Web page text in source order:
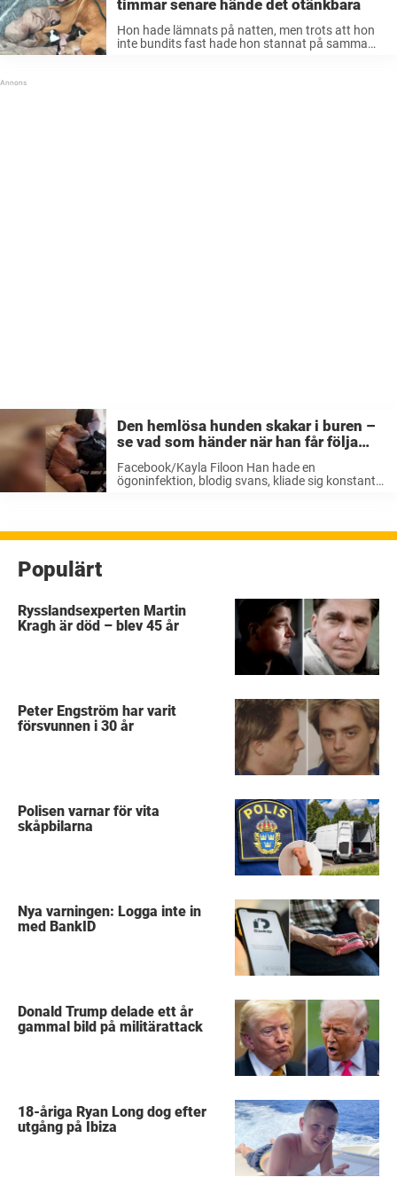
timmar senare hände det otänkbara
Hon hade lämnats på natten, men trots att hon
inte bundits fast hade hon stannat på samma
Den hemlösa hunden skakar i buren –
se vad som händer när han får följa
Facebook/Kayla Filoon Han hade en
ögoninfektion, blodig svans, kliade sig konstant
Populärt
Rysslandsexperten Martin
Kragh är död – blev 45 år
Peter Engström har varit
försvunnen i 30 år
Polisen varnar för vita
skåpbilarna
Nya varningen: Logga inte in
med BankID
Donald Trump delade ett år
gammal bild på militärattack
18-åriga Ryan Long dog efter
utgång på Ibiza